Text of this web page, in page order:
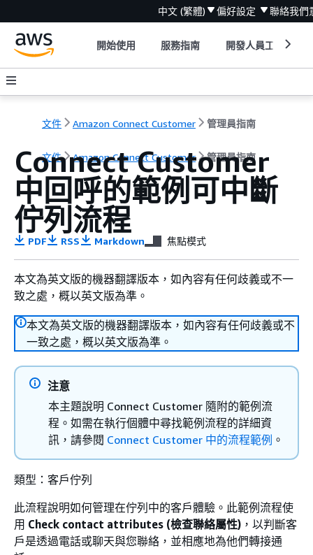
中文 (繁體) 偏好設定 聯絡我們
開始使用 服務指南 開發人員工具
文件 Amazon Connect Customer 管理員指南
文件 Amazon Connect Customer 管理員指南
Connect Customer
中回呼的範例可中斷
佇列流程
PDF RSS Markdown 焦點模式
本文為英文版的機器翻譯版本，如內容有任何歧義或不一
致之處，概以英文版為準。
本文為英文版的機器翻譯版本，如內容有任何歧義或不
一致之處，概以英文版為準。
注意
本主題說明 Connect Customer 隨附的範例流
程。如需在執行個體中尋找範例流程的詳細資
訊，請參閱 Connect Customer 中的流程範例 。
類型：客戶佇列
此流程說明如何管理在佇列中的客戶體驗。此範例流程使
用 Check contact attributes (檢查聯絡屬性) ，以判斷客
戶是透過電話或聊天與您聯絡，並相應地為他們轉接通